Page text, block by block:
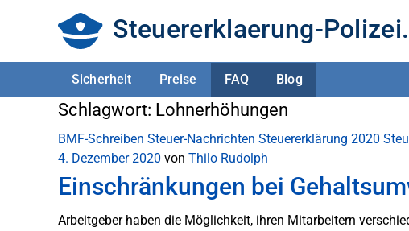
Steuererklaerung-
Sicherheit Preise FAQ Blog
Schlagwort: Lohnerhöhungen
BMF-Schreiben Steuer-Nachrichten Steuererklärung 2020
4. Dezember 2020 von Thilo Rudolph
Einschränkungen bei
Arbeitgeber haben die Möglichkeit, ihren Mitarbeitern